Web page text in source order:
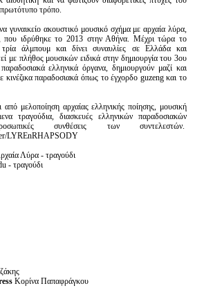
τρόπο.
γυναικείο ακουστικό μουσικό σχήμα με αρχαία λύρα,
που ιδρύθηκε το 2013 στην Αθήνα. Μέχρι τώρα το
άλμπουμ και δίνει συναυλίες σε Ελλάδα και
με πλήθος μουσικών ειδικά στην δημιουργία του 3ου
ελληνικά όργανα, δημιουργούν μαζί και
παραδοσιακά όπως το έγχορδο guzeng και το
από μελοποίηση αρχαίας ελληνικής ποίησης, μουσική
τραγούδια, διασκευές ελληνικών παραδοσιακών
συνθέσεις των συντελεστών.
LYREnRHAPSODY
Λύρα - τραγούδι
- τραγούδι
Κορίνα Παπαφράγκου